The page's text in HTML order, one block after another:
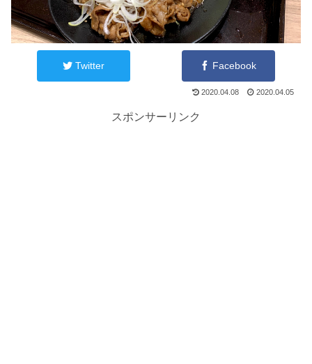
Twitter Facebook
2020.04.08 2020.04.05
スポンサーリンク